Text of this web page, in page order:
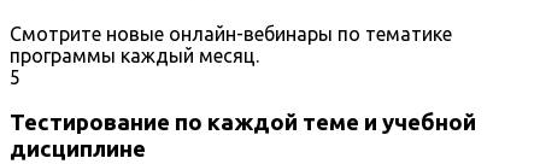
Смотрите новые онлайн-вебинары по тематике
программы каждый месяц.
5
Тестирование по каждой теме и учебной
дисциплине